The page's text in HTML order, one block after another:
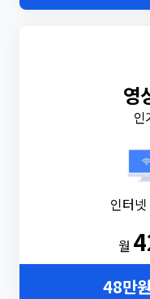
영
인
인터
월
48만